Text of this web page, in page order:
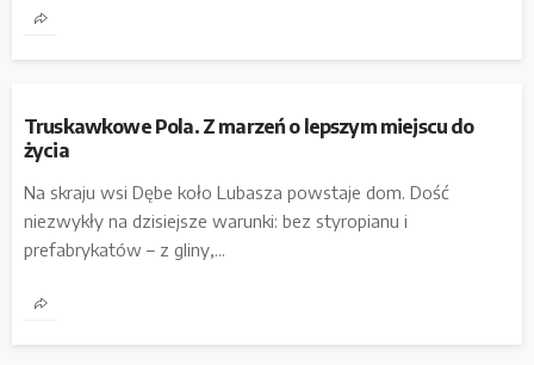
Truskawkowe Pola. Z marzeń o lepszym miejscu do
życia
Na skraju wsi Dębe koło Lubasza powstaje dom. Dość
niezwykły na dzisiejsze warunki: bez styropianu i
prefabrykatów – z gliny,...